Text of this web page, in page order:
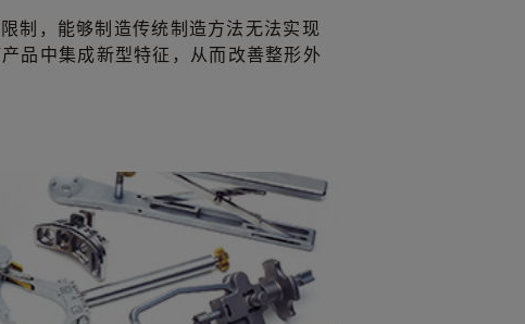
制，能够制造传统制造方法无法实现
品中集成新型特征，从而改善整形外